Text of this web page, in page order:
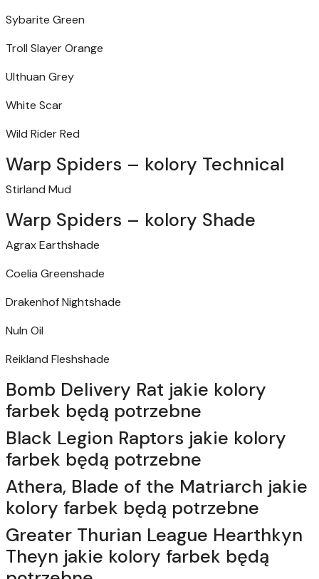
Sybarite Green
Troll Slayer Orange
Ulthuan Grey
White Scar
Wild Rider Red
Warp Spiders – kolory Technical
Stirland Mud
Warp Spiders – kolory Shade
Agrax Earthshade
Coelia Greenshade
Drakenhof Nightshade
Nuln Oil
Reikland Fleshshade
Bomb Delivery Rat jakie kolory
farbek będą potrzebne
Black Legion Raptors jakie kolory
farbek będą potrzebne
Athera, Blade of the Matriarch jakie
kolory farbek będą potrzebne
Greater Thurian League Hearthkyn
Theyn jakie kolory farbek będą